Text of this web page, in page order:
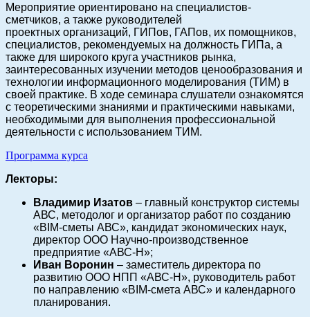
Мероприятие ориентировано на специалистов-
сметчиков, а также руководителей
проектных организаций, ГИПов, ГАПов, их помощников,
специалистов, рекомендуемых на должность ГИПа, а
также для широкого круга участников рынка,
заинтересованных изучении методов ценообразования и
технологии информационного моделирования (ТИМ) в
своей практике. В ходе семинара слушатели ознакомятся
с теоретическими знаниями и практическими навыками,
необходимыми для выполнения профессиональной
деятельности с использованием ТИМ.
Программа курса
Лекторы:
Владимир Изатов – главный конструктор системы
АВС, методолог и организатор работ по созданию
«BIM-сметы АВС», кандидат экономических наук,
директор ООО Научно-производственное
предприятие «АВС-Н»;
Иван Воронин – заместитель директора по
развитию ООО НПП «АВС-Н», руководитель работ
по направлению «BIM-смета АВС» и календарного
планирования.